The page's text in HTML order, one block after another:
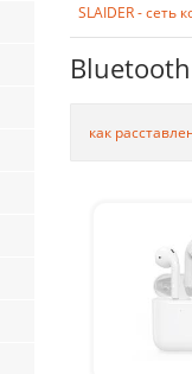
SLAIDER - сеть
как